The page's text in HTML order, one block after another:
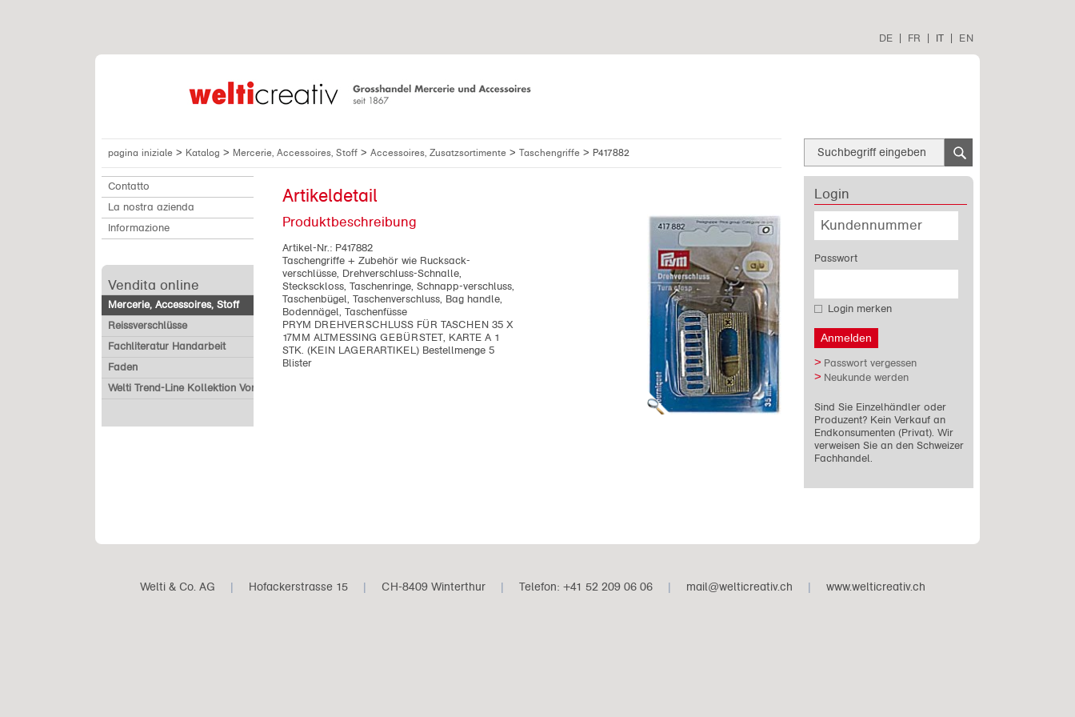
DE FR IT EN
pagina iniziale > Katalog > Mercerie, Accessoires, Stoff > Accessoires, Zusatzsortimente > Taschengriffe > P417882
Contatto
La nostra azienda
Informazione
Vendita online
Mercerie, Accessoires, Stoff
Reissverschlüsse
Fachliteratur Handarbeit
Faden
Welti Trend-Line Kollektion Vorverkauf
Login
Passwort
Login merken
Passwort vergessen
Neukunde werden
Sind Sie Einzelhändler oder
Produzent? Kein Verkauf an
Endkonsumenten (Privat). Wir
verweisen Sie an den Schweizer
Fachhandel.
Artikeldetail
Produktbeschreibung
Artikel-Nr.: P417882
Taschengriffe + Zubehör wie Rucksack-
verschlüsse, Drehverschluss-Schnalle,
Stecksckloss, Taschenringe, Schnapp-verschluss,
Taschenbügel, Taschenverschluss, Bag handle,
Bodennägel, Taschenfüsse
PRYM DREHVERSCHLUSS FÜR TASCHEN 35 X
17MM ALTMESSING GEBÜRSTET, KARTE A 1
STK. (KEIN LAGERARTIKEL) Bestellmenge 5
Blister
Welti & Co. AG | Hofackerstrasse 15 | CH-8409 Winterthur | Telefon: +41 52 209 06 06 | mail@welticreativ.ch | www.welticreativ.ch